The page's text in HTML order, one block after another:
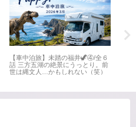
【車中泊旅】未踏の福井🦖④/全６
話 三方五湖の絶景にうっとり。前
世は縄文人…かもしれない（笑）